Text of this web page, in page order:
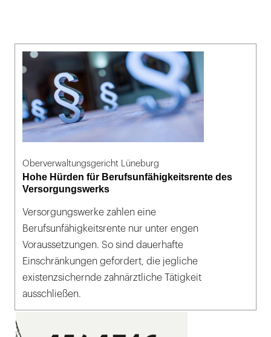
Oberverwaltungsgericht Lüneburg
Hohe Hürden für Berufsunfähigkeitsrente des
Versorgungswerks
Versorgungswerke zahlen eine
Berufsunfähigkeitsrente nur unter engen
Voraussetzungen. So sind dauerhafte
Einschränkungen gefordert, die jegliche
existenzsichernde zahnärztliche Tätigkeit
ausschließen.